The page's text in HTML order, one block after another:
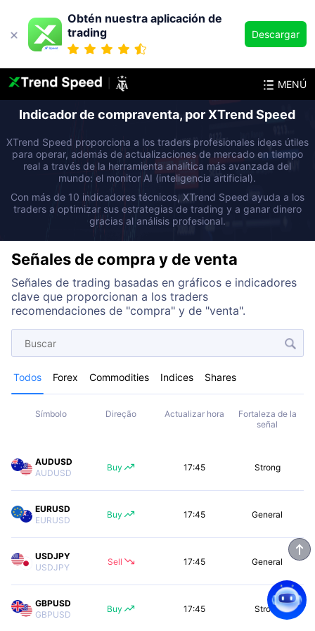
Obtén nuestra aplicación de
trading
Descargar
MENÚ
Indicador de compraventa, por XTrend Speed
XTrend Speed proporciona a los traders profesionales ideas útiles
para operar, además de actualizaciones de mercado en tiempo
real a través de la herramienta analítica más avanzada del
mundo: el monitor AI (inteligencia artificial).
Con más de 10 indicadores técnicos, XTrend Speed ayuda a los
traders a optimizar sus estrategias de trading y a ganar dinero
gracias al análisis profesional.
Señales de compra y de venta
Señales de trading basadas en gráficos e indicadores
clave que proporcionan a los traders
recomendaciones de "compra" y de "venta".
Todos Forex Commodities Indices Shares
Símbolo Direção Actualizar hora
Fortaleza de la
señal
AUDUSD
AUDUSD
Buy 17:45 Strong
EURUSD
EURUSD
Buy 17:45 General
USDJPY
USDJPY
Sell 17:45 General
GBPUSD
GBPUSD
Buy 17:45 Strong